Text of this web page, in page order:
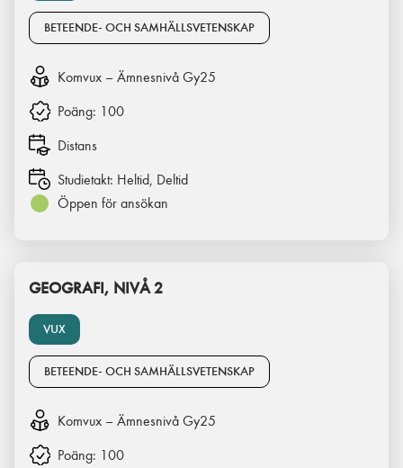
BETEENDE- OCH SAMHÄLLSVETENSKAP
Komvux – Ämnesnivå Gy25
Poäng: 100
Distans
Studietakt: Heltid, Deltid
Öppen för ansökan
VUX
GEOGRAFI, NIVÅ 2
BETEENDE- OCH SAMHÄLLSVETENSKAP
Komvux – Ämnesnivå Gy25
Poäng: 100